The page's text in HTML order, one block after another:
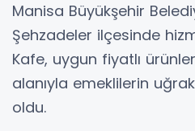
Manisa Büyükşehir
Şehzadeler ilçesinde
Kafe, uygun fiyatlı
alanıyla emeklilerin
oldu.